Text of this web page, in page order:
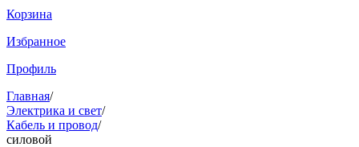
Корзина
Избранное
Профиль
Главная/
Электрика и свет/
Кабель и провод/
силовой